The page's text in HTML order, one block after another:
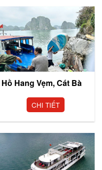
Hồ Hang Vẹm, Cát Bà
CHI TIẾT